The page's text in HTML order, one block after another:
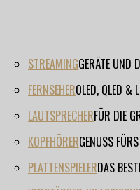
STREAMINGGERÄTE UND
FERNSEHEROLED, QLED &
LAUTSPRECHERFÜR DIE
KOPFHÖRERGENUSS
PLATTENSPIELERDAS